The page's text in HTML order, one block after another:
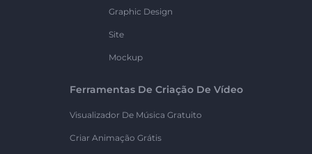
Graphic Design
Site
Mockup
Ferramentas De Criação De Vídeo
Visualizador De Música Gratuito
Criar Animação Grátis